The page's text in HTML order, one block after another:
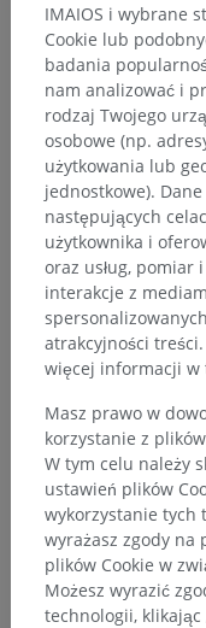
Hierarchia
Anatomia
Ciało ludzkie>
Układ nerwowy>
Mózg> Pień
Konar mózgu>
Istota biała
Skrzyżowanie
Powiązane
z tą częścią ciała
IMAIOS i wybrane
Cookie lub
badania
nam analizować i
rodzaj Twojego
osobowe (np.
użytkowania lub
jednostkowe).
następujących
użytkownika i
oraz usług,
interakcje z
atrakcyjności treści.
więcej informacji w
Masz prawo w
korzystanie z
W tym celu należy
ustawień plików
wykorzystanie tych
wyrażasz zgody na
plików Cookie w
Możesz wyrazić
technologii, klikając